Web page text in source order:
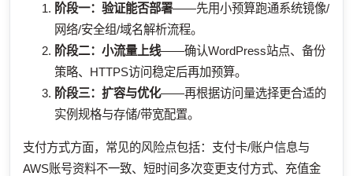
阶段一：验证能否部署——先用小预算跑通系统镜像/
网络/安全组/域名解析流程。
阶段二：小流量上线——确认WordPress站点、备份
策略、HTTPS访问稳定后再加预算。
阶段三：扩容与优化——再根据访问量选择更合适的
实例规格与存储/带宽配置。
支付方式方面，常见的风险点包括：支付卡/账户信息与
AWS账号资料不一致、短时间多次变更支付方式、充值金